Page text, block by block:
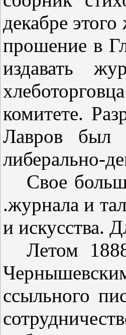
декабре
прошение в
издавать
комитете.
Лавров был
либерально-
Свое
.жур­нала и
и искусст­ва.
Летом
ссыльного